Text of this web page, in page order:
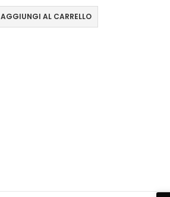
AGGIUNGI AL CARRELLO